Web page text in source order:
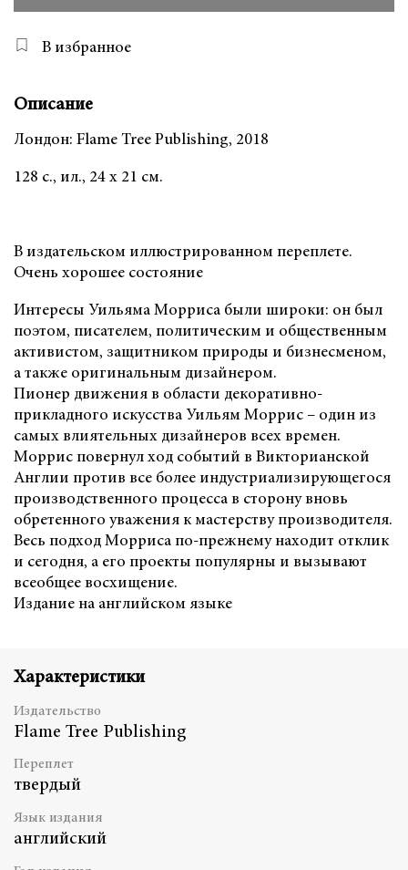
В избранное
Описание
Лондон: Flame Tree Publishing, 2018
128 с., ил., 24 х 21 см.
В издательском иллюстрированном переплете.
Очень хорошее состояние
Интересы Уильяма Морриса были широки: он был
поэтом, писателем, политическим и общественным
активистом, защитником природы и бизнесменом,
а также оригинальным дизайнером.
Пионер движения в области декоративно-
прикладного искусства Уильям Моррис – один из
самых влиятельных дизайнеров всех времен.
Моррис повернул ход событий в Викторианской
Англии против все более индустриализирующегося
производственного процесса в сторону вновь
обретенного уважения к мастерству производителя.
Весь подход Морриса по-прежнему находит отклик
и сегодня, а его проекты популярны и вызывают
всеобщее восхищение.
Издание на английском языке
Характеристики
Издательство
Flame Tree Publishing
Переплет
твердый
Язык издания
английский